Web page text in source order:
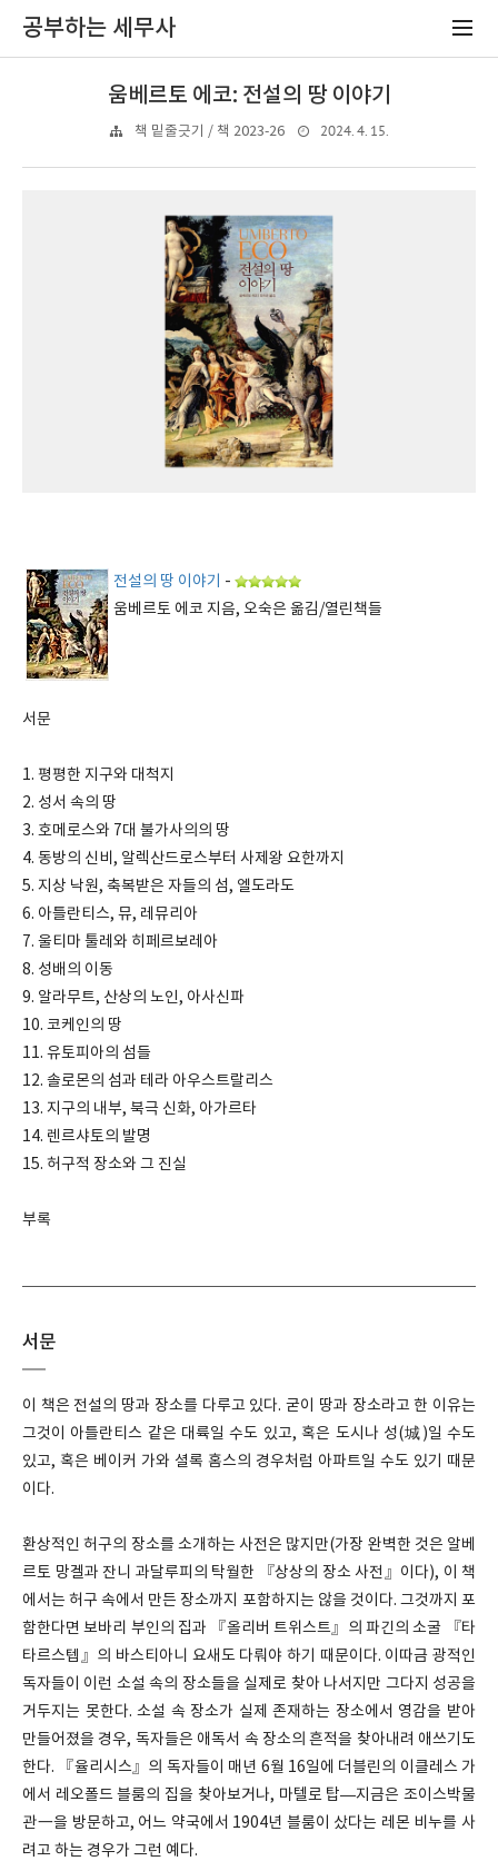
공부하는 세무사
움베르토 에코: 전설의 땅 이야기
책 밑줄긋기 / 책 2023-26 2024. 4. 15.
전설의 땅 이야기
-
움베르토 에코 지음, 오숙은 옮김/열린책들
서문
1. 평평한 지구와 대척지
2. 성서 속의 땅
3. 호메로스와 7대 불가사의의 땅
4. 동방의 신비, 알렉산드로스부터 사제왕 요한까지
5. 지상 낙원, 축복받은 자들의 섬, 엘도라도
6. 아틀란티스, 뮤, 레뮤리아
7. 울티마 툴레와 히페르보레아
8. 성배의 이동
9. 알라무트, 산상의 노인, 아사신파
10. 코케인의 땅
11. 유토피아의 섬들
12. 솔로몬의 섬과 테라 아우스트랄리스
13. 지구의 내부, 북극 신화, 아가르타
14. 렌르샤토의 발명
15. 허구적 장소와 그 진실
부록
서문
이 책은 전설의 땅과 장소를 다루고 있다. 굳이 땅과 장소라고 한 이유는
그것이 아틀란티스 같은 대륙일 수도 있고, 혹은 도시나 성(城)일 수도
있고, 혹은 베이커 가와 셜록 홈스의 경우처럼 아파트일 수도 있기 때문
이다.
환상적인 허구의 장소를 소개하는 사전은 많지만(가장 완벽한 것은 알베
르토 망겔과 잔니 과달루피의 탁월한 『상상의 장소 사전』이다), 이 책
에서는 허구 속에서 만든 장소까지 포함하지는 않을 것이다. 그것까지 포
함한다면 보바리 부인의 집과 『올리버 트위스트』의 파긴의 소굴 『타
타르스텝』의 바스티아니 요새도 다뤄야 하기 때문이다. 이따금 광적인
독자들이 이런 소설 속의 장소들을 실제로 찾아 나서지만 그다지 성공을
거두지는 못한다. 소설 속 장소가 실제 존재하는 장소에서 영감을 받아
만들어졌을 경우, 독자들은 애독서 속 장소의 흔적을 찾아내려 애쓰기도
한다. 『율리시스』의 독자들이 매년 6월 16일에 더블린의 이클레스 가
에서 레오폴드 블룸의 집을 찾아보거나, 마텔로 탑—지금은 조이스박물
관一을 방문하고, 어느 약국에서 1904년 블룸이 샀다는 레몬 비누를 사
려고 하는 경우가 그런 예다.